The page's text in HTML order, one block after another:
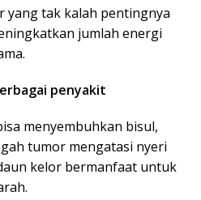
yang tak kalah pentingnya
jumlah energi
penyakit
menyembuhkan bisul,
tumor mengatasi nyeri
kelor bermanfaat untuk